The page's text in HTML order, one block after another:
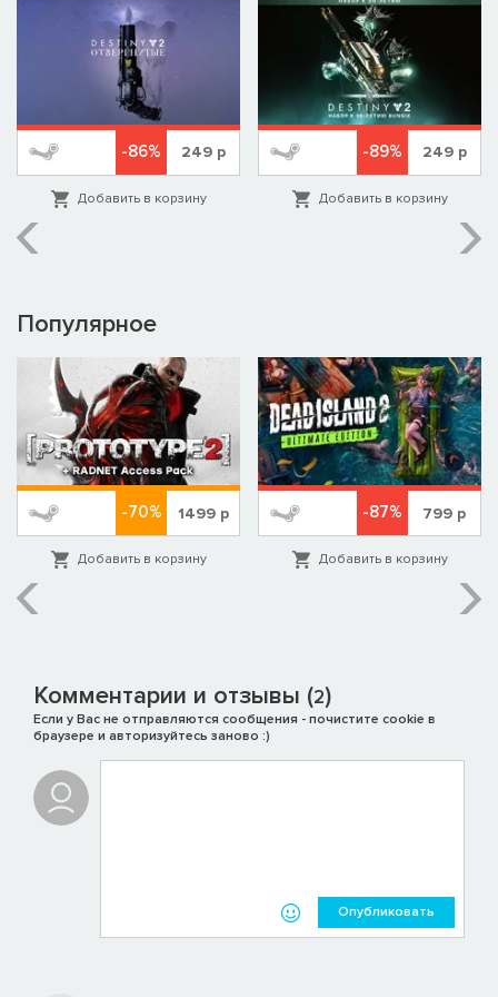
-86% 249р
Добавить в корзину
-89% 249р
Добавить в корзину
Популярное
-70% 1499р
Добавить в корзину
-87% 799 р
Добавить в корзину
Комментарии и отзывы (2)
Если у Вас не отправляются сообщения - почистите cookie в
браузере и авторизуйтесь заново :)
Опубликовать